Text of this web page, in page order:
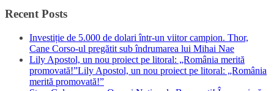
Recent Posts
Investiție de 5.000 de dolari într-un viitor campion. Thor,
Cane Corso-ul pregătit sub îndrumarea lui Mihai Nae
Lily Apostol, un nou proiect pe litoral: „România merită
promovată!”Lily Apostol, un nou proiect pe litoral: „România
merită promovată!”